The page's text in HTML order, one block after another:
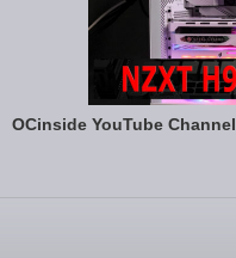
OCinside YouTube Channel